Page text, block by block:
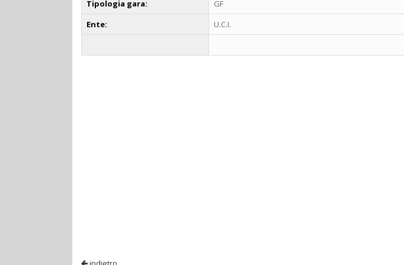
Tipologia gara:
GF
Ente:
U.C.I.